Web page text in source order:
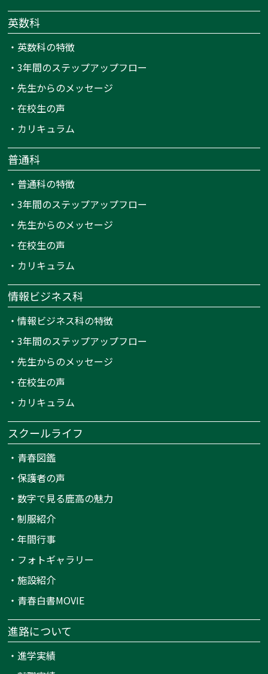
英数科
・ 英数科の特徴
・3年間のステップアップフロー
・先生からのメッセージ
・在校生の声
・ カリキュラム
普通科
・ 普通科の特徴
・3年間のステップアップフロー
・先生からのメッセージ
・在校生の声
・ カリキュラム
情報ビジネス科
・情報ビジネス科の特徴
・3年間のステップアップフロー
・先生からのメッセージ
・在校生の声
・ カリキュラム
スクールライフ
・ 青春図鑑
・保護者の声
・数字で見る鹿高の魅力
・制服紹介
・年間行事
・ フォトギャラリー
・施設紹介
・ 青春白書MOVIE
進路について
・進学実績